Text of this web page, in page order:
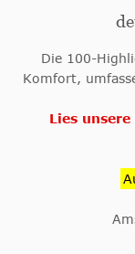
Die 100-
Komfort,
Lies